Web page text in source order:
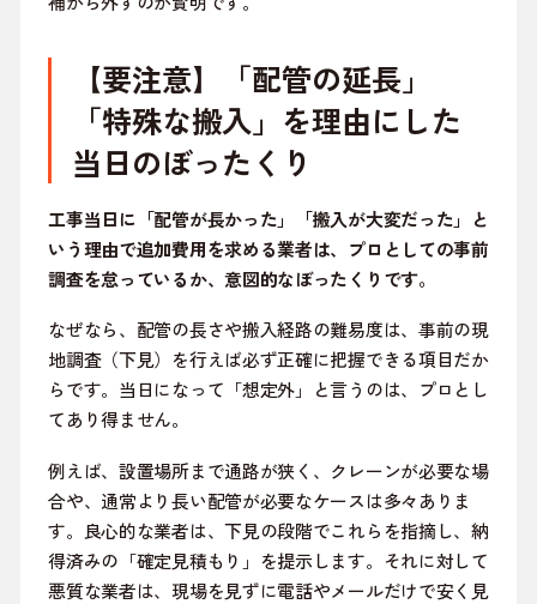
【要注意】「配管の延長」
「特殊な搬入」を理由にした
当日のぼったくり
工事当日に「配管が長かった」「搬入が大変だった」と
いう理由で追加費用を求める業者は、プロとしての事前
調査を怠っているか、意図的なぼったくりです。
なぜなら、配管の長さや搬入経路の難易度は、事前の現
地調査（下見）を行えば必ず正確に把握できる項目だか
らです。当日になって「想定外」と言うのは、プロとし
てあり得ません。
例えば、設置場所まで通路が狭く、クレーンが必要な場
合や、通常より長い配管が必要なケースは多々ありま
す。良心的な業者は、下見の段階でこれらを指摘し、納
得済みの「確定見積もり」を提示します。それに対して
悪質な業者は、現場を見ずに電話やメールだけで安く見